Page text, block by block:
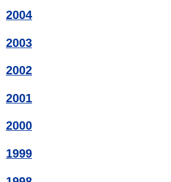
2004
2003
2002
2001
2000
1999